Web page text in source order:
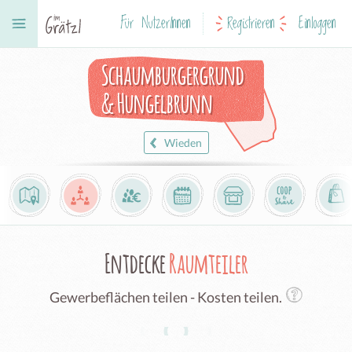
Für NutzerInnen Registrieren Einloggen
Schaumburgergrund
& Hungelbrunn
Wieden
EntdeckeRaumteiler
Gewerbeflächen teilen - Kosten teilen.